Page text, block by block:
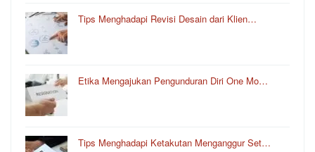
Tips Menghadapi Revisi Desain dari Klien…
Etika Mengajukan Pengunduran Diri One Mo…
Tips Menghadapi Ketakutan Menganggur Set…